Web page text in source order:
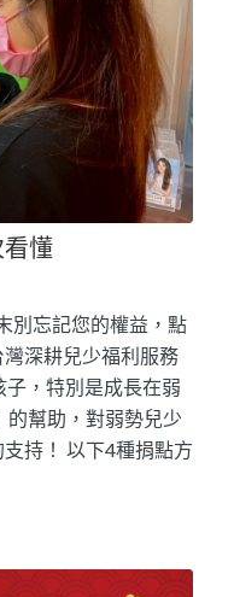
懂
別忘記您的權益，點
深耕兒少福利服務
，特別是成長在弱
的幫助，對弱勢兒少
持！ 以下4種捐點方